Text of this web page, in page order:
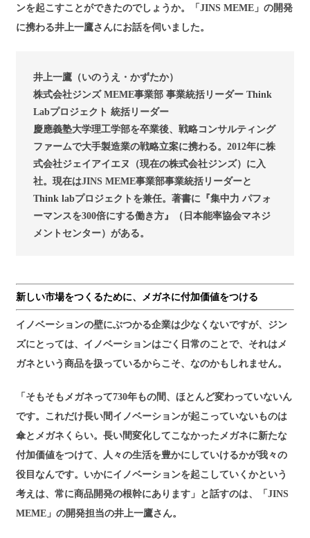
ンを起こすことができたのでしょうか。「JINS MEME」の開発
に携わる井上一鷹さんにお話を伺いました。
井上一鷹（いのうえ・かずたか）
株式会社ジンズ MEME事業部 事業統括リーダー Think
Labプロジェクト 統括リーダー
慶應義塾大学理工学部を卒業後、戦略コンサルティング
ファームで大手製造業の戦略立案に携わる。2012年に株
式会社ジェイアイエヌ（現在の株式会社ジンズ）に入
社。現在はJINS MEME事業部事業統括リーダーと
Think labプロジェクトを兼任。著書に『集中力 パフォ
ーマンスを300倍にする働き方』（日本能率協会マネジ
メントセンター）がある。
新しい市場をつくるために、メガネに付加価値をつける
イノベーションの壁にぶつかる企業は少なくないですが、ジン
ズにとっては、イノベーションはごく日常のことで、それはメ
ガネという商品を扱っているからこそ、なのかもしれません。
「そもそもメガネって730年もの間、ほとんど変わっていないん
です。これだけ長い間イノベーションが起こっていないものは
傘とメガネくらい。長い間変化してこなかったメガネに新たな
付加価値をつけて、人々の生活を豊かにしていけるかが我々の
役目なんです。いかにイノベーションを起こしていくかという
考えは、常に商品開発の根幹にあります」と話すのは、「JINS
MEME」の開発担当の井上一鷹さん。